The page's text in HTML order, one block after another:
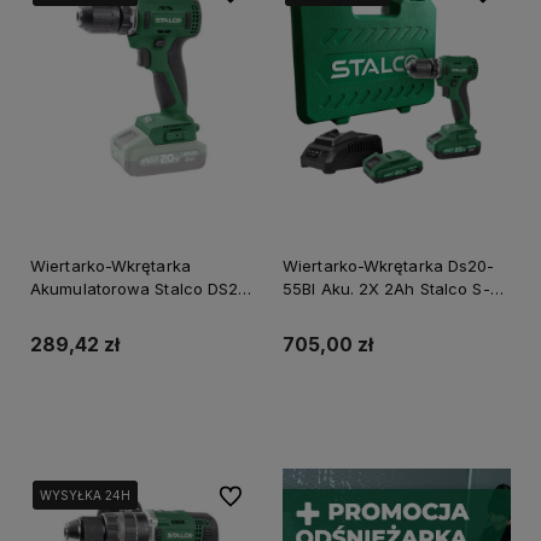
Wiertarko-Wkrętarka
Akumulatorowa Stalco DS20-
289,42 zł
Wiertarko-Wkrętarka Ds20-
55Bl Aku. 2X 2Ah Stalco S-
705,00 zł
WYSYŁKA 24H
WYSYŁKA 24H
WYSYŁKA 24H Do ulubionych